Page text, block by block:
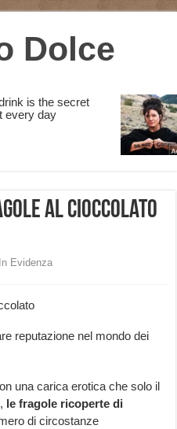
al cioccolato
In Evidenza
reputazione nel mondo dei
una carica erotica che solo il
le fragole ricoperte di
di circostanze